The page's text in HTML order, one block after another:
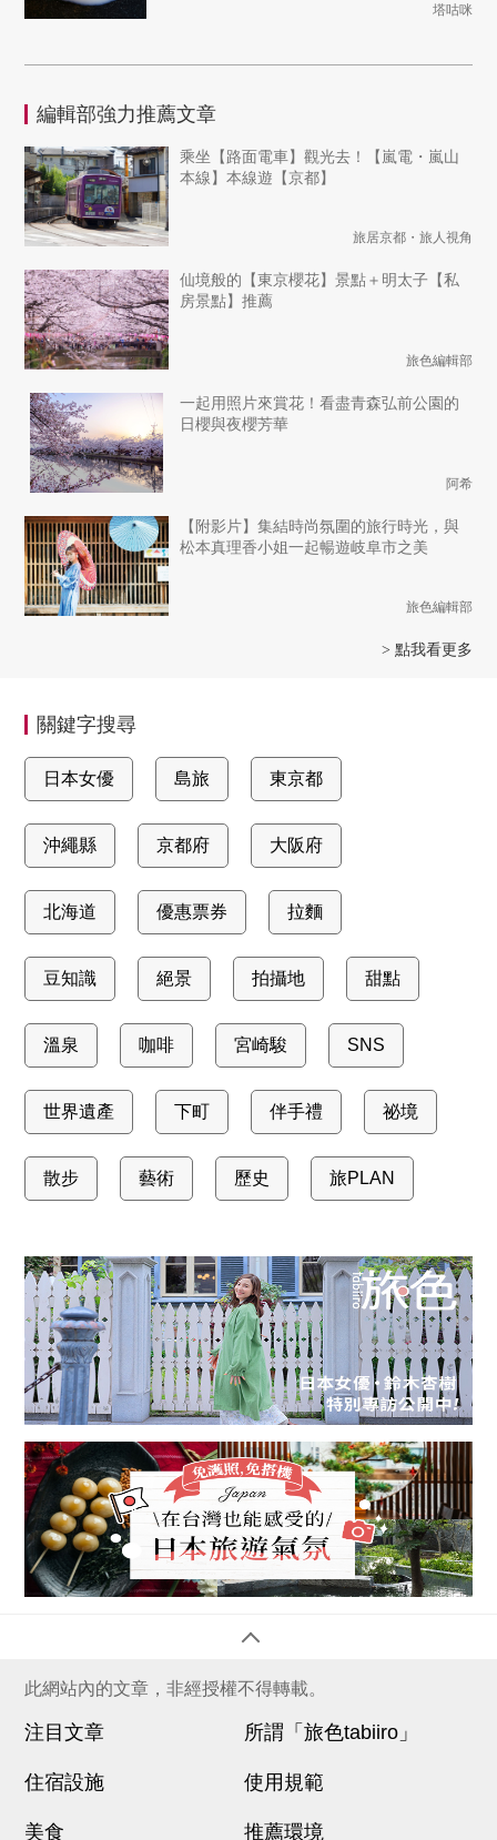
塔咕咪
編輯部強力推薦文章
乘坐【路面電車】觀光去！【嵐電・嵐山
本線】本線遊【京都】
旅居京都・旅人視角
仙境般的【東京櫻花】景點＋明太子【私
房景點】推薦
旅色編輯部
一起用照片來賞花！看盡青森弘前公園的
日櫻與夜櫻芳華
阿希
【附影片】集結時尚氛圍的旅行時光，與
松本真理香小姐一起暢遊岐阜市之美
旅色編輯部
> 點我看更多
關鍵字搜尋
日本女優 島旅 東京都
沖繩縣 京都府 大阪府
北海道 優惠票券 拉麵
豆知識 絕景 拍攝地 甜點
溫泉 咖啡 宮崎駿 SNS
世界遺產 下町 伴手禮 祕境
散步 藝術 歷史 旅PLAN
此網站內的文章，非經授權不得轉載。
注目文章
住宿設施
美食
所謂「旅色tabiiro」
使用規範
推薦環境